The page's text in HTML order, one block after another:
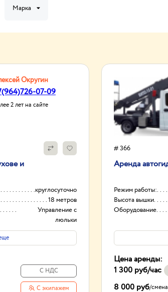
Марка
Округин
07-09
2 лет на сайте
и
круглосуточно
18 метров
Управление с
люльки
Колесная
С НДС
С экипажем
# 366
Аренда
Режим работы:
Высота вышки
Оборудование
Цена аренды:
1 300 руб/час
8 000 руб/смена